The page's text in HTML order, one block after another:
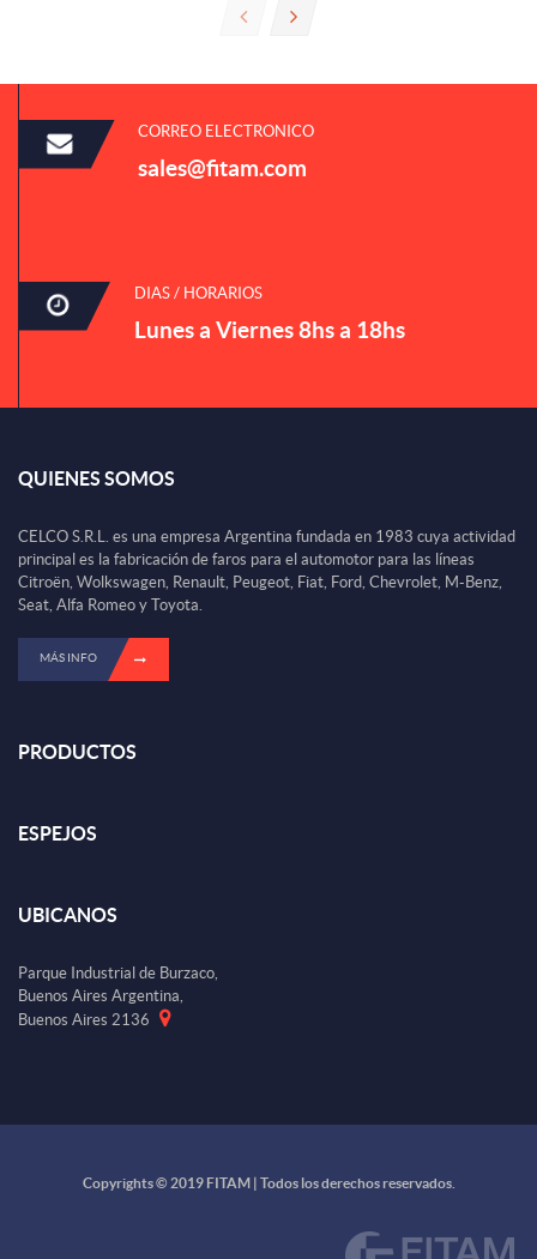
CORREO ELECTRONICO
sales@fitam.com
DIAS / HORARIOS
Lunes a Viernes 8hs a 18hs
QUIENES SOMOS
CELCO S.R.L. es una empresa Argentina fundada en 1983 cuya actividad
principal es la fabricación de faros para el automotor para las líneas
Citroën, Wolkswagen, Renault, Peugeot, Fiat, Ford, Chevrolet, M-Benz,
Seat, Alfa Romeo y Toyota.
MÁS INFO
PRODUCTOS
ESPEJOS
UBICANOS
Parque Industrial de Burzaco,
Buenos Aires Argentina,
Buenos Aires 2136
Copyrights © 2019 FITAM | Todos los derechos reservados.